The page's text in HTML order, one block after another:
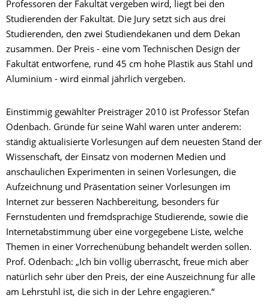
Professoren der Fakultät vergeben wird, liegt bei den
Studierenden der Fakultät. Die Jury setzt sich aus drei
Studierenden, den zwei Studiendekanen und dem Dekan
zusammen. Der Preis - eine vom Technischen Design der
Fakultät entworfene, rund 45 cm hohe Plastik aus Stahl und
Aluminium - wird einmal jährlich vergeben.
Einstimmig gewählter Preisträger 2010 ist Professor Stefan
Odenbach. Gründe für seine Wahl waren unter anderem:
ständig aktualisierte Vorlesungen auf dem neuesten Stand der
Wissenschaft, der Einsatz von modernen Medien und
anschaulichen Experimenten in seinen Vorlesungen, die
Aufzeichnung und Präsentation seiner Vorlesungen im
Internet zur besseren Nachbereitung, besonders für
Fernstudenten und fremdsprachige Studierende, sowie die
Internetabstimmung über eine vorgegebene Liste, welche
Themen in einer Vorrechenübung behandelt werden sollen.
Prof. Odenbach: „Ich bin völlig überrascht, freue mich aber
natürlich sehr über den Preis, der eine Auszeichnung für alle
am Lehrstuhl ist, die sich in der Lehre engagieren.“